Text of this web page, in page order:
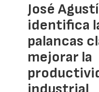
José
identifica
palancas
mejorar la